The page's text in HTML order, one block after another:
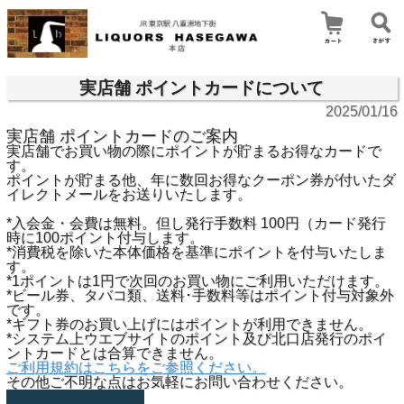
実店舗 ポイントカードについて
2025/01/16
実店舗 ポイントカードのご案内
実店舗でお買い物の際にポイントが貯まるお得なカードで
す。
ポイントが貯まる他、年に数回お得なクーポン券が付いたダ
イレクトメールをお送りいたします。
*入会金・会費は無料。但し発行手数料 100円（カード発行
時に100ポイント付与します。
*消費税を除いた本体価格を基準にポイントを付与いたしま
す。
*1ポイントは1円で次回のお買い物にご利用いただけます。
*ビール券、タバコ類、送料･手数料等はポイント付与対象外
です。
*ギフト券のお買い上げにはポイントが利用できません。
*システム上ウエブサイトのポイント及び北口店発行のポイ
ントカードとは合算できません。
ご利用規約はこちらをご参照ください。
その他ご不明な点はお気軽にお問い合わせください。